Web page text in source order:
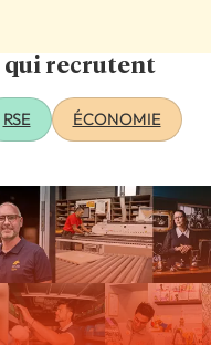
qui recrutent
RSE ÉCONOMIE